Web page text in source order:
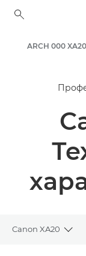
ARCH 000 XA20
Canon XA20